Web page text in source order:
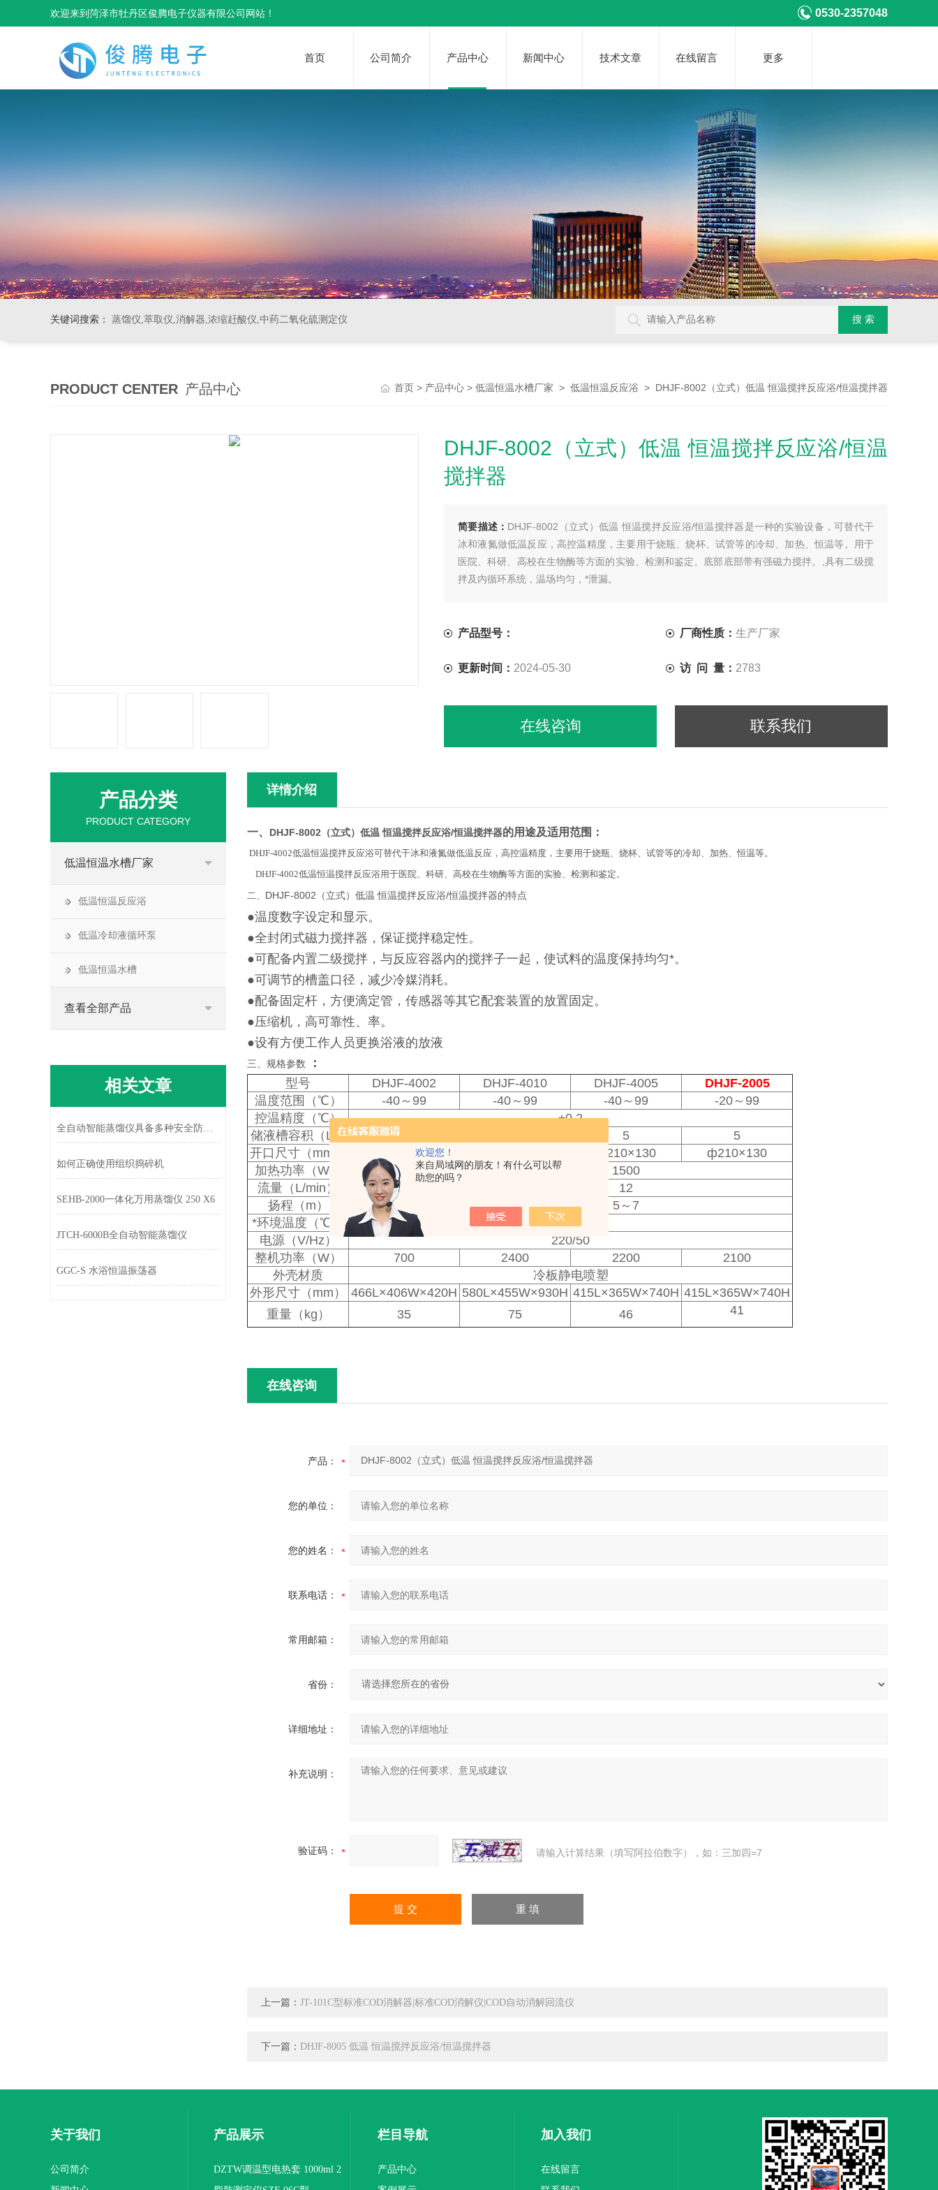
欢迎您！
来自局域网的朋友！有什么可以帮
助您的吗？
欢迎来到菏泽市牡丹区俊腾电子仪器有限公司网站！ 0530-2357048
首页 公司简介 产品中心 新闻中心 技术文章 在线留言 更多
关键词搜索： 蒸馏仪,萃取仪,消解器,浓缩赶酸仪,中药二氧化硫测定仪
PRODUCT CENTER 产品中心 首页 > 产品中心 > 低温恒温水槽厂家 > 低温恒温反应浴 > DHJF-8002（立式）低温 恒温搅拌反应浴/恒温搅拌器
DHJF-8002（立式）低温 恒温搅拌反应浴/恒温
搅拌器
简要描述： DHJF-8002（立式）低温 恒温搅拌反应浴/恒温搅拌器是一种的实验设备，可替代干
冰和液氮做低温反应，高控温精度，主要用于烧瓶、烧杯、试管等的冷却、加热、恒温等。用于
医院、科研、高校在生物酶等方面的实验、检测和鉴定。底部底部带有强磁力搅拌。,具有二级搅
拌及内循环系统，温场均匀，*泄漏。
产品型号： 厂商性质： 生产厂家
更新时间： 2024-05-30 访 问 量： 2783
在线咨询 联系我们
详情介绍
一、 DHJF-8002（立式）低温 恒温搅拌反应浴/恒温搅拌器的用途及适用范围：
DHJF-4002低温恒温搅拌反应浴可替代干冰和液氮做低温反应，高控温精度，主要用于烧瓶、烧杯、试管等的冷却、加热、恒温等。
DHJF-4002低温恒温搅拌反应浴用于医院、科研、高校在生物酶等方面的实验、检测和鉴定。
二、 DHJF-8002（立式）低温 恒温搅拌反应浴/恒温搅拌器的特点
●温度数字设定和显示。
●全封闭式磁力搅拌器，保证搅拌稳定性。
●可配备内置二级搅拌，与反应容器内的搅拌子一起，使试料的温度保持均匀*。
●可调节的槽盖口径，减少冷媒消耗。
●配备固定杆，方便滴定管，传感器等其它配套装置的放置固定。
●压缩机，高可靠性、率。
●设有方便工作人员更换浴液的放液
三、规格参数
：
型号
DHJF-4002 DHJF-4010 DHJF-4005
DHJF-2005
温度范围（℃）
-40～99 -40～99 -40～99
-20～99
控温精度（℃）
±0.2
储液槽容积（L）
5
5
开口尺寸（mm）
ф140×100 ф210×130
ф210×130
加热功率（W）
300
1500
流量（L/min）
12
扬程（m）
5～7
*环境温度（℃）
5～25
电源（V/Hz）
220/50
整机功率（W）
700 2400 2200
2100
外壳材质
冷板静电喷塑
外形尺寸（mm）
466L×406W×420H 580L×455W×930H 415L×365W×740H 415L×365W×740H
重量（kg）
35 75 46 41
在线咨询
产品：
您的单位：
您的姓名：
联系电话：
常用邮箱：
省份：
详细地址：
补充说明：
验证码： 请输入计算结果（填写阿拉伯数字），如：三加四=7
上一篇： JT-101C型标准COD消解器|标准COD消解仪|COD自动消解回流仪
下一篇： DHJF-8005 低温 恒温搅拌反应浴/恒温搅拌器
产品分类
PRODUCT CATEGORY
低温恒温水槽厂家
低温恒温反应浴
低温冷却液循环泵
低温恒温水槽
查看全部产品
相关文章
全自动智能蒸馏仪具备多种安全防护功能
如何正确使用组织捣碎机
SEHB-2000一体化万用蒸馏仪 250 X6
JTCH-6000B全自动智能蒸馏仪
GGC-S 水浴恒温振荡器
关于我们
公司简介
产品展示
DZTW调温型电热套 1000ml 2
栏目导航
产品中心
加入我们
在线留言